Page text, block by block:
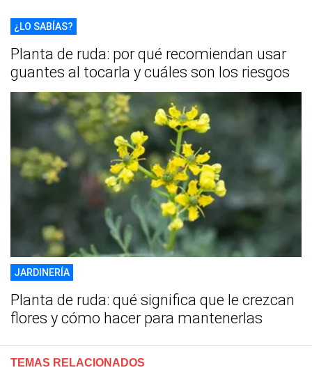
¿LO SABÍAS?
Planta de ruda: por qué recomiendan usar
guantes al tocarla y cuáles son los riesgos
JARDINERÍA
Planta de ruda: qué significa que le crezcan
flores y cómo hacer para mantenerlas
TEMAS RELACIONADOS